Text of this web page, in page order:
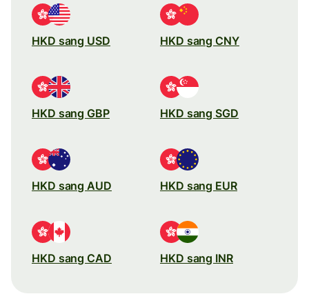
HKD sang USD HKD sang CNY
HKD sang GBP HKD sang SGD
HKD sang AUD HKD sang EUR
HKD sang CAD HKD sang INR